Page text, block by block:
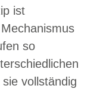
ist
so
vollständig